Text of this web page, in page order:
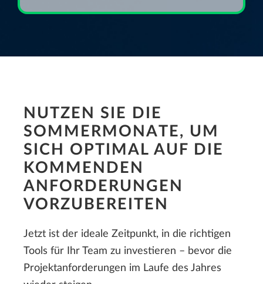
NUTZEN SIE DIE
SOMMERMONATE, UM
SICH OPTIMAL AUF DIE
KOMMENDEN
ANFORDERUNGEN
VORZUBEREITEN
Jetzt ist der ideale Zeitpunkt, in die richtigen
Tools für Ihr Team zu investieren – bevor die
Projektanforderungen im Laufe des Jahres